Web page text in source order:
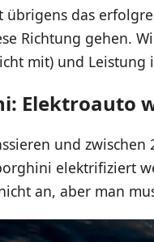
übrigens das
Richtung gehen.
mit) und
Elektroauto
und
elektrifiziert
an, aber man